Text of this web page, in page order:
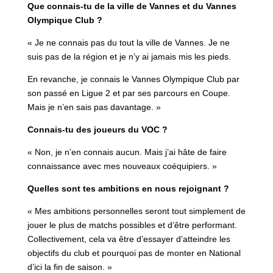
Que connais-tu de la ville de Vannes et du Vannes
Olympique Club ?
« Je ne connais pas du tout la ville de Vannes. Je ne
suis pas de la région et je n’y ai jamais mis les pieds.
En revanche, je connais le Vannes Olympique Club par
son passé en Ligue 2 et par ses parcours en Coupe.
Mais je n’en sais pas davantage. »
Connais-tu des joueurs du VOC ?
« Non, je n’en connais aucun. Mais j’ai hâte de faire
connaissance avec mes nouveaux coéquipiers. »
Quelles sont tes ambitions en nous rejoignant ?
« Mes ambitions personnelles seront tout simplement de
jouer le plus de matchs possibles et d’être performant.
Collectivement, cela va être d’essayer d’atteindre les
objectifs du club et pourquoi pas de monter en National
d’ici la fin de saison. »